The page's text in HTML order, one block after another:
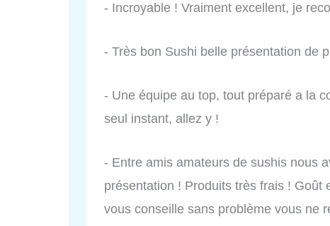
- Incroyable ! Vraiment excellent, je
- Très bon Sushi belle présentation de
- Une équipe au top, tout préparé a la
seul instant, allez y !
- Entre amis amateurs de sushis nous
présentation ! Produits très frais ! Goût
vous conseille sans problème vous ne